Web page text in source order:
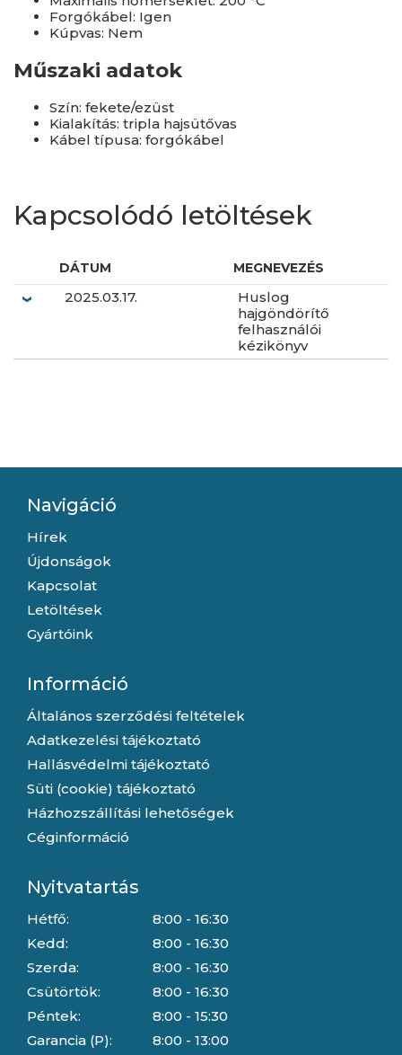
Forgókábel: Igen
Kúpvas: Nem
Műszaki adatok
Szín: fekete/ezüst
Kialakítás: tripla hajsütővas
Kábel típusa: forgókábel
Kapcsolódó letöltések
DÁTUM MEGNEVEZÉS
2025.03.17.
Huslog
hajgöndörítő
felhasználói
kézikönyv
Navigáció
Hírek
Újdonságok
Kapcsolat
Letöltések
Gyártóink
Információ
Általános szerződési feltételek
Adatkezelési tájékoztató
Hallásvédelmi tájékoztató
Süti (cookie) tájékoztató
Házhozszállítási lehetőségek
Céginformáció
Nyitvatartás
Hétfő:
Kedd:
Szerda:
Csütörtök:
Péntek:
Garancia (P):
8:00 - 16:30
8:00 - 16:30
8:00 - 16:30
8:00 - 16:30
8:00 - 15:30
8:00 - 13:00